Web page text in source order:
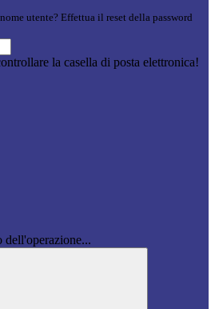
utente? Effettua il reset della password
la casella di posta elettronica!
dell'operazione...